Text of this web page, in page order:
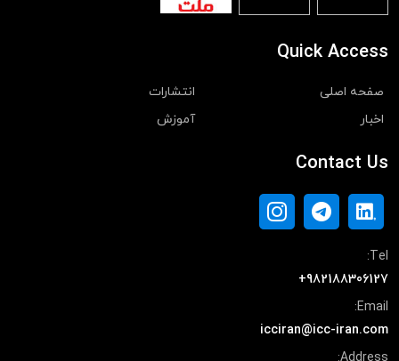
Quick Access
صفحه اصلی
انتشارات
اخبار
آموزش
Contact Us
Tel:
+982188306127
Email:
icciran@icc-iran.com